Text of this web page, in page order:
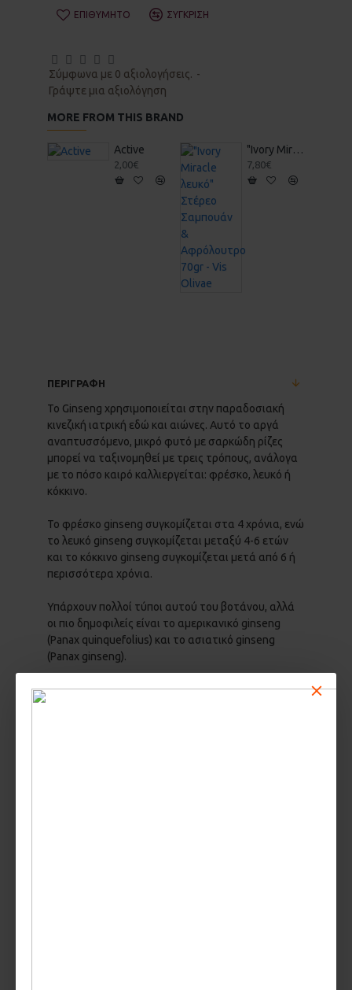
Σύμφωνα με 0 αξιολογήσεις. -
Γράψτε μια αξιολόγηση
ΕΠΙΘΥΜΗΤΌ ΣΎΓΚΡΙΣΗ
MORE FROM THIS BRAND
Active
2,00€
"Ivory Miracle λευκό" Στέρεο Σαμπουάν & Αφρόλουτρο 70gr - Vis Olivae
7,80€
ΠΕΡΙΓΡΑΦΗ
Το Ginseng χρησιμοποιείται στην παραδοσιακή
κινεζική ιατρική εδώ και αιώνες. Αυτό το αργά
αναπτυσσόμενο, μικρό φυτό με σαρκώδη ρίζες
μπορεί να ταξινομηθεί με τρεις τρόπους, ανάλογα
με το πόσο καιρό καλλιεργείται: φρέσκο, λευκό ή
κόκκινο.
Το φρέσκο ginseng συγκομίζεται στα 4 χρόνια, ενώ
το λευκό ginseng συγκομίζεται μεταξύ 4-6 ετών
και το κόκκινο ginseng συγκομίζεται μετά από 6 ή
περισσότερα χρόνια.
Υπάρχουν πολλοί τύποι αυτού του βοτάνου, αλλά
οι πιο δημοφιλείς είναι το αμερικανικό ginseng
(Panax quinquefolius) και το ασιατικό ginseng
(Panax ginseng).
Το Ginseng έχει αποδειχθεί ότι βοηθά στη μείωση